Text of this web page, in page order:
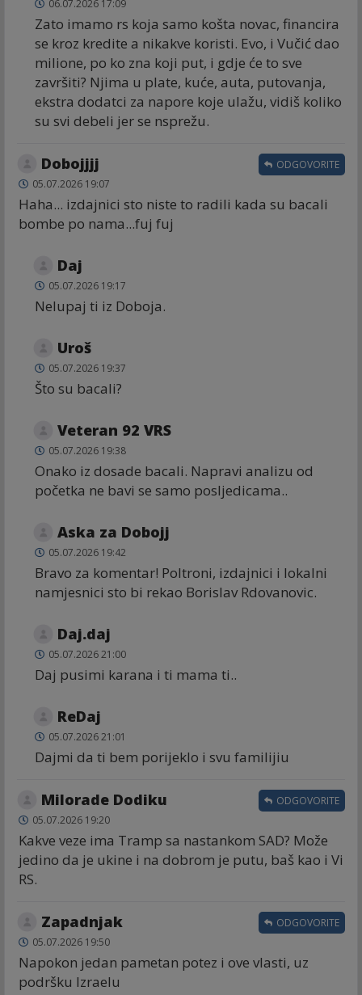
06.07.2026 17:09
Zato imamo rs koja samo košta novac, financira
se kroz kredite a nikakve koristi. Evo, i Vučić dao
milione, po ko zna koji put, i gdje će to sve
završiti? Njima u plate, kuće, auta, putovanja,
ekstra dodatci za napore koje ulažu, vidiš koliko
su svi debeli jer se nsprežu.
Dobojjjj
05.07.2026 19:07
Haha... izdajnici sto niste to radili kada su bacali
bombe po nama...fuj fuj
ODGOVORITE
Daj
05.07.2026 19:17
Nelupaj ti iz Doboja.
Uroš
05.07.2026 19:37
Što su bacali?
Veteran 92 VRS
05.07.2026 19:38
Onako iz dosade bacali. Napravi analizu od
početka ne bavi se samo posljedicama..
Aska za Dobojj
05.07.2026 19:42
Bravo za komentar! Poltroni, izdajnici i lokalni
namjesnici sto bi rekao Borislav Rdovanovic.
Daj.daj
05.07.2026 21:00
Daj pusimi karana i ti mama ti..
ReDaj
05.07.2026 21:01
Dajmi da ti bem porijeklo i svu familijiu
Milorade Dodiku
05.07.2026 19:20
Kakve veze ima Tramp sa nastankom SAD? Može
jedino da je ukine i na dobrom je putu, baš kao i Vi
RS.
ODGOVORITE
Zapadnjak
05.07.2026 19:50
Napokon jedan pametan potez i ove vlasti, uz
podršku Izraelu
ODGOVORITE